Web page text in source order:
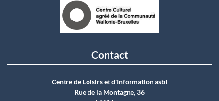
Contact
Centre de Loisirs et d'Information asbI
Rue de la Montagne, 36